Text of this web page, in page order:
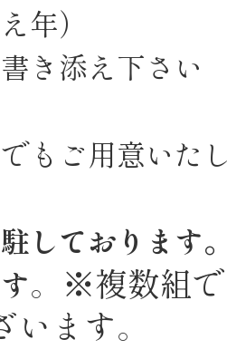
年）
き添え下さい
もご用意いた
しております
。※複数組
ます。